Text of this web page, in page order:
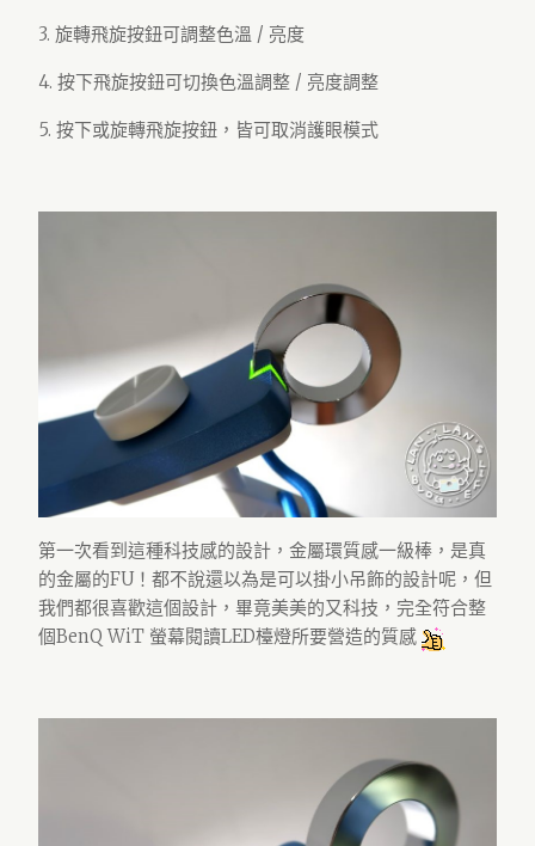
3. 旋轉飛旋按鈕可調整色溫 / 亮度
4. 按下飛旋按鈕可切換色溫調整 / 亮度調整
5. 按下或旋轉飛旋按鈕，皆可取消護眼模式
第一次看到這種科技感的設計，金屬環質感一級棒，是真
的金屬的FU！都不說還以為是可以掛小吊飾的設計呢，但
我們都很喜歡這個設計，畢竟美美的又科技，完全符合整
個BenQ WiT 螢幕閱讀LED檯燈所要營造的質感